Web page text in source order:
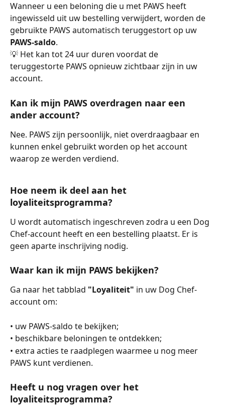
Wanneer u een beloning die u met PAWS heeft
ingewisseld uit uw bestelling verwijdert, worden de
gebruikte PAWS automatisch teruggestort op uw
PAWS-saldo.
💡 Het kan tot 24 uur duren voordat de
teruggestorte PAWS opnieuw zichtbaar zijn in uw
account.
Kan ik mijn PAWS overdragen naar een
ander account?
Nee. PAWS zijn persoonlijk, niet overdraagbaar en
kunnen enkel gebruikt worden op het account
waarop ze werden verdiend.
Hoe neem ik deel aan het
loyaliteitsprogramma?
U wordt automatisch ingeschreven zodra u een Dog
Chef-account heeft en een bestelling plaatst. Er is
geen aparte inschrijving nodig.
Waar kan ik mijn PAWS bekijken?
Ga naar het tabblad "Loyaliteit" in uw Dog Chef-
account om:
• uw PAWS-saldo te bekijken;
• beschikbare beloningen te ontdekken;
• extra acties te raadplegen waarmee u nog meer
PAWS kunt verdienen.
Heeft u nog vragen over het
loyaliteitsprogramma?